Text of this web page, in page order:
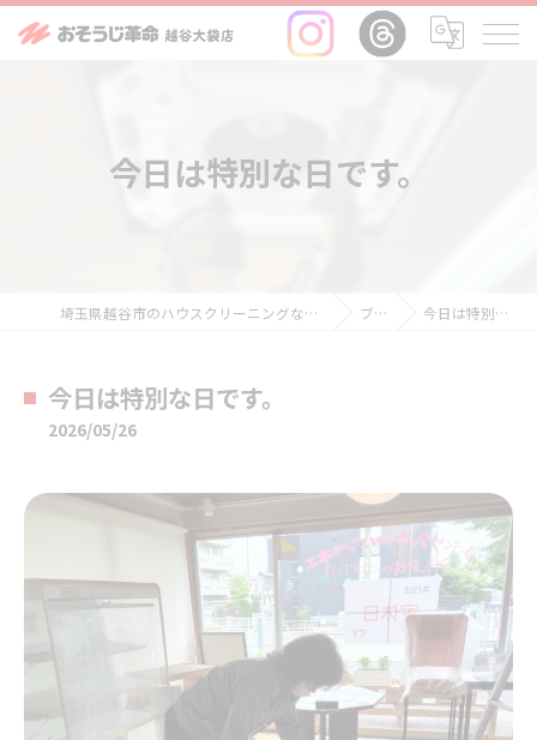
今日は特別な日です。
埼玉県越谷市のハウスクリーニングならおそうじ革命越谷大袋店 ブログ 今日は特別な日です。
今日は特別な日です。
2026/05/26